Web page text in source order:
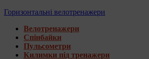
Горизонтальні велотренажери
Велотренажери
Спінбайки
Пульсометри
Килимки під тренажери